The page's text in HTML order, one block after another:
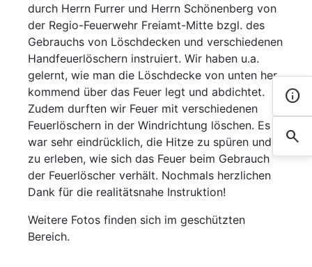
info
search
durch Herrn Furrer und Herrn Schönenberg von
der Regio-Feuerwehr Freiamt-Mitte bzgl. des
Gebrauchs von Löschdecken und verschiedenen
Handfeuerlöschern instruiert. Wir haben u.a.
gelernt, wie man die Löschdecke von unten her
kommend über das Feuer legt und abdichtet.
Zudem durften wir Feuer mit verschiedenen
Feuerlöschern in der Windrichtung löschen. Es
war sehr eindrücklich, die Hitze zu spüren und
zu erleben, wie sich das Feuer beim Gebrauch
der Feuerlöscher verhält. Nochmals herzlichen
Dank für die realitätsnahe Instruktion!
Weitere Fotos finden sich im geschützten
Bereich.